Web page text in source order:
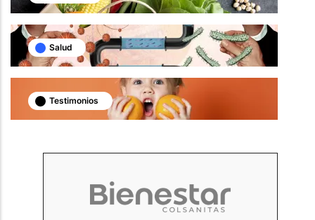
Salud
Testimonios